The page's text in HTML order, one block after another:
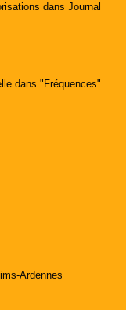
dans Journal
dans "Fréquences"
Ardennes